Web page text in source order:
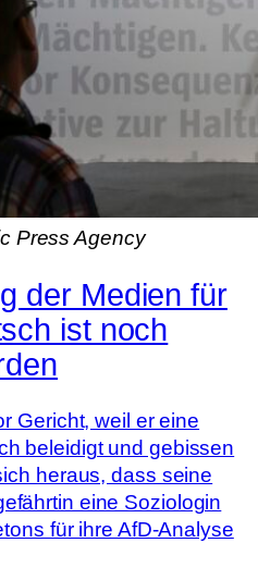
Press Agency
der Medien für
ist noch
Gericht, weil er eine
beleidigt und gebissen
heraus, dass seine
eine Soziologin
für ihre AfD-Analyse